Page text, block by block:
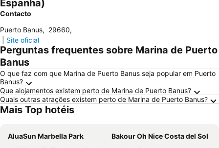
Espanha)
Contacto
Puerto Banus, 29660,
Site oficial
Perguntas frequentes sobre Marina de Puerto
Banus
O que faz com que Marina de Puerto Banus seja popular em Puerto
Banus?
Que alojamentos existem perto de Marina de Puerto Banus?
Quais outras atrações existem perto de Marina de Puerto Banus?
Mais Top hotéis
AluaSun Marbella Park
Bakour Oh Nice Costa del Sol